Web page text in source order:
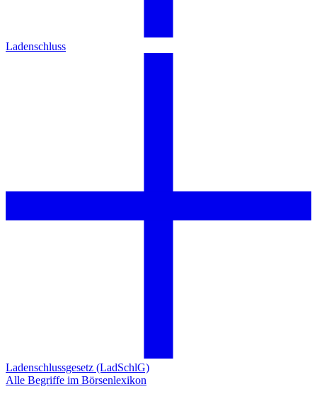
Ladenschluss
Ladenschlussgesetz (LadSchlG)
Alle Begriffe im Börsenlexikon